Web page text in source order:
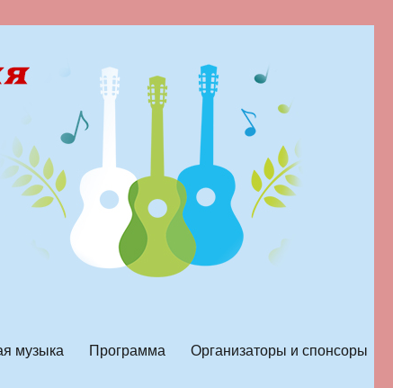
музыка Программа Организаторы и спонсоры